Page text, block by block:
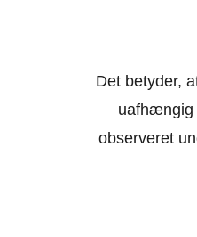
Det betyder,
uafhængig
observeret